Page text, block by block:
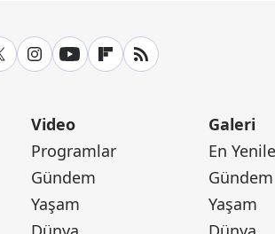
Video
Programlar
Gündem
Yaşam
Galeri
En
Gündem
Yaşam